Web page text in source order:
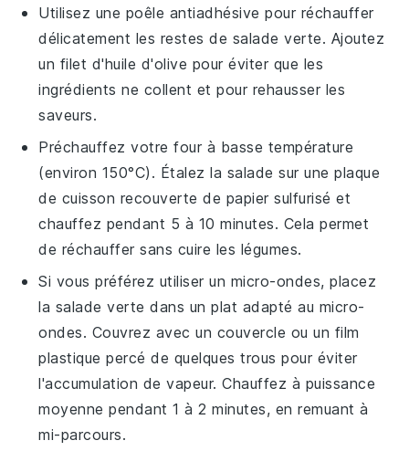
Utilisez une poêle antiadhésive pour réchauffer
délicatement les restes de salade verte. Ajoutez
un filet d'huile d'olive pour éviter que les
ingrédients ne collent et pour rehausser les
saveurs.
Préchauffez votre four à basse température
(environ 150°C). Étalez la salade sur une plaque
de cuisson recouverte de papier sulfurisé et
chauffez pendant 5 à 10 minutes. Cela permet
de réchauffer sans cuire les légumes.
Si vous préférez utiliser un micro-ondes, placez
la salade verte dans un plat adapté au micro-
ondes. Couvrez avec un couvercle ou un film
plastique percé de quelques trous pour éviter
l'accumulation de vapeur. Chauffez à puissance
moyenne pendant 1 à 2 minutes, en remuant à
mi-parcours.